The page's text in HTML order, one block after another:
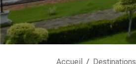
Accueil Destinations